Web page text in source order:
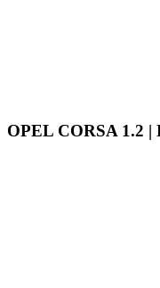
OPEL CORSA 1.2